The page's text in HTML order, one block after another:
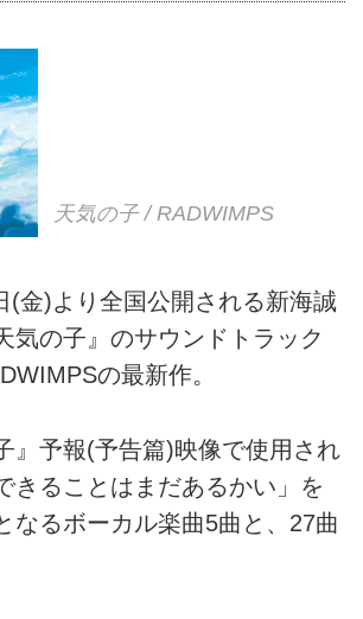
天気の子 / RADWIMPS
(金)より全国公開される新海誠
気の子』のサウンドトラック
の最新作。
』予報(予告篇)映像で使用され
きることはまだあるかい」を
なるボーカル楽曲5曲と、27曲